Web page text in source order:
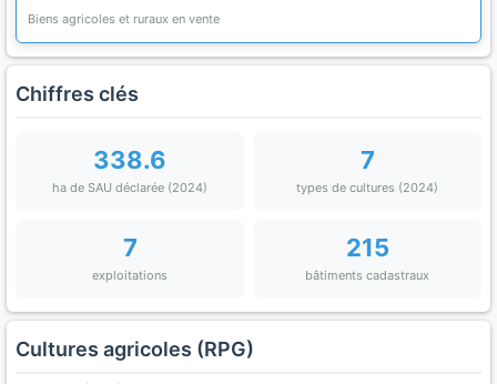
Biens agricoles et ruraux en vente
Chiffres clés
338.6
ha de SAU déclarée (2024)
7
types de cultures (2024)
7
exploitations
215
bâtiments cadastraux
Cultures agricoles (RPG)